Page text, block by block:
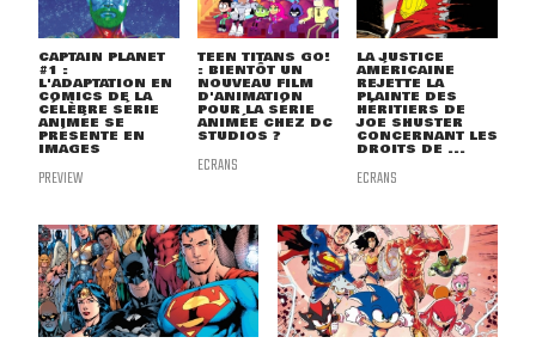
CAPTAIN PLANET
#1 :
L'ADAPTATION EN
COMICS DE LA
CÉLÈBRE SÉRIE
ANIMÉE SE
PRÉSENTE EN
IMAGES
PREVIEW
TEEN TITANS GO!
: BIENTÔT UN
NOUVEAU FILM
D'ANIMATION
POUR LA SÉRIE
ANIMÉE CHEZ DC
STUDIOS ?
ECRANS
LA JUSTICE
AMÉRICAINE
REJETTE LA
PLAINTE DES
HÉRITIERS DE
JOE SHUSTER
CONCERNANT LES
DROITS DE ...
ECRANS